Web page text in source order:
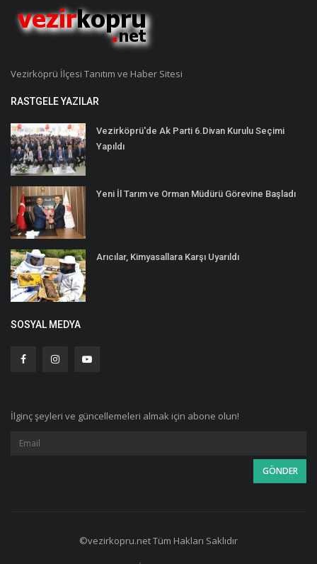
Vezirköprü İlçesi Tanıtım ve Haber Sitesi
RASTGELE YAZILAR
Vezirköprü'de Ak Parti 6.Divan Kurulu Seçimi
Yapıldı
Yeni İl Tarım ve Orman Müdürü Görevine Başladı
Arıcılar, Kimyasallara Karşı Uyarıldı
SOSYAL MEDYA
İlginç şeyleri ve güncellemeleri almak için abone olun!
©vezirkopru.net Tüm Hakları Saklıdır